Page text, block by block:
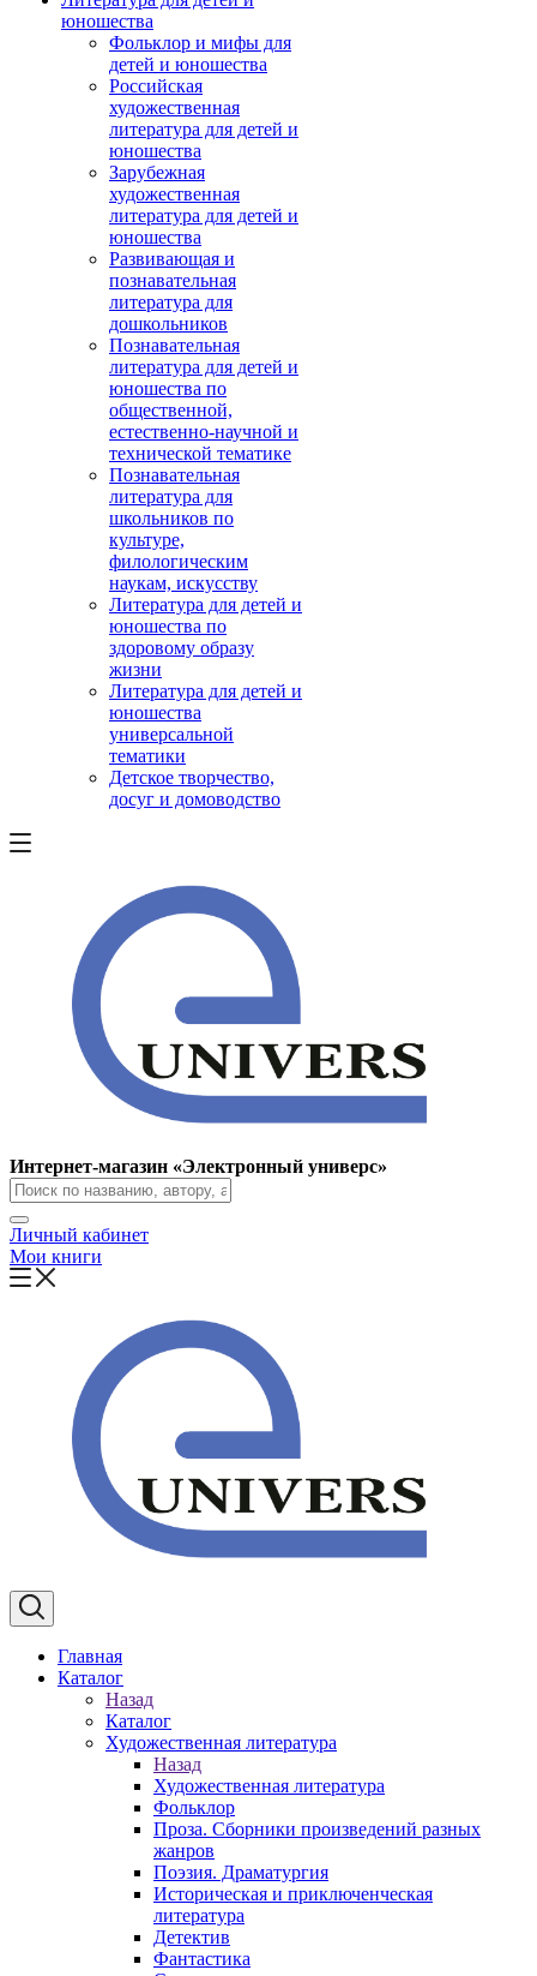
юношества
Фольклор и мифы для
детей и юношества
Российская
художественная
литература для детей и
юношества
Зарубежная
художественная
литература для детей и
юношества
Развивающая и
познавательная
литература для
дошкольников
Познавательная
литература для детей и
юношества по
общественной,
естественно-научной и
технической тематике
Познавательная
литература для
школьников по
культуре,
филологическим
наукам, искусству
Литература для детей и
юношества по
здоровому образу
жизни
Литература для детей и
юношества
универсальной
тематики
Детское творчество,
досуг и домоводство
Интернет-магазин «Электронный универс»
Личный кабинет
Мои книги
Главная
Каталог
Назад
Каталог
Художественная литература
Назад
Художественная литература
Фольклор
Проза. Сборники произведений разных
жанров
Поэзия. Драматургия
Историческая и приключенческая
литература
Детектив
Фантастика